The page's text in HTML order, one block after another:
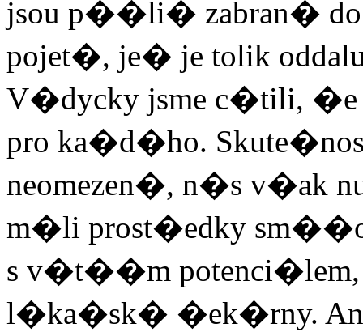
jsou p��li� zabran�
pojet�, je� je tolik
V�dycky jsme c�tili,
pro ka�d�ho.
neomezen�, n�s v�ak
m�li prost�edky
s v�t��m potenci�lem,
l�ka�sk� �ek�rny.